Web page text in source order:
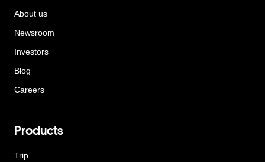
About us
Newsroom
Investors
Blog
Careers
Products
Trip